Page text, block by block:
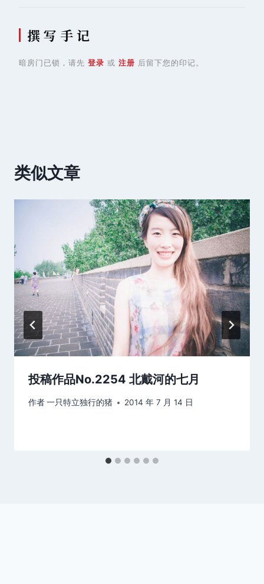
撰 写 手 记
暗房门已锁，请先 登录 或 注册 后留下您的印记。
类似文章
投稿作品No.2254 北戴河的七月
作者一只特立独行的猪 2014 年 7 月 14 日